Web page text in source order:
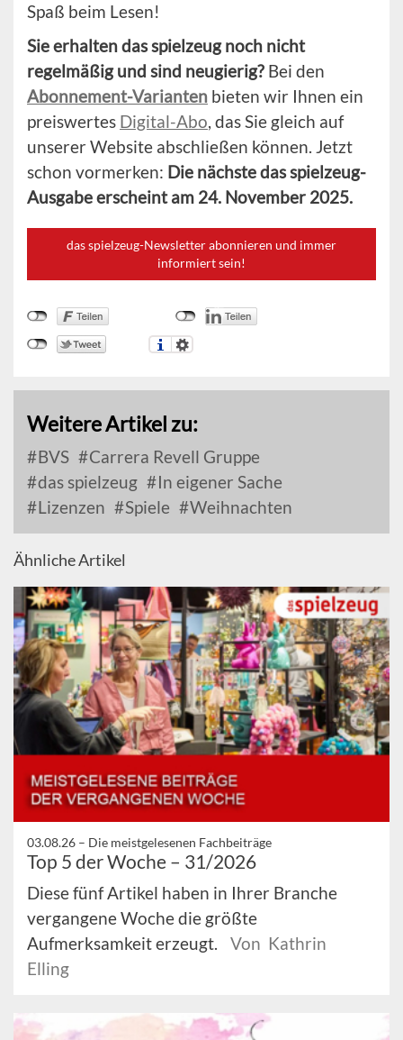
Spaß beim Lesen!
Sie erhalten das spielzeug noch nicht
regelmäßig und sind neugierig? Bei den
Abonnement-Varianten bieten wir Ihnen ein
preiswertes Digital-Abo, das Sie gleich auf
unserer Website abschließen können. Jetzt
schon vormerken: Die nächste das spielzeug-
Ausgabe erscheint am 24. November 2025.
das spielzeug-Newsletter abonnieren und immer
informiert sein!
Weitere Artikel zu:
BVS
Carrera Revell Gruppe
das spielzeug
In eigener Sache
Lizenzen
Spiele Weihnachten
Ähnliche Artikel
03.08.26 – Die meistgelesenen Fachbeiträge
Top 5 der Woche – 31/2026
Diese fünf Artikel haben in Ihrer Branche
vergangene Woche die größte
Aufmerksamkeit erzeugt.
Von Kathrin
Elling